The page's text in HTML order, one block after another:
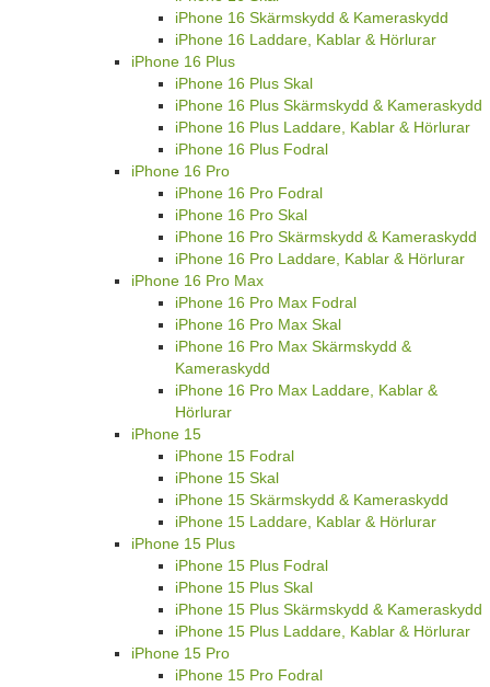
iPhone 16 Skärmskydd & Kameraskydd
iPhone 16 Laddare, Kablar & Hörlurar
iPhone 16 Plus
iPhone 16 Plus Skal
iPhone 16 Plus Skärmskydd & Kameraskydd
iPhone 16 Plus Laddare, Kablar & Hörlurar
iPhone 16 Plus Fodral
iPhone 16 Pro
iPhone 16 Pro Fodral
iPhone 16 Pro Skal
iPhone 16 Pro Skärmskydd & Kameraskydd
iPhone 16 Pro Laddare, Kablar & Hörlurar
iPhone 16 Pro Max
iPhone 16 Pro Max Fodral
iPhone 16 Pro Max Skal
iPhone 16 Pro Max Skärmskydd &
Kameraskydd
iPhone 16 Pro Max Laddare, Kablar &
Hörlurar
iPhone 15
iPhone 15 Fodral
iPhone 15 Skal
iPhone 15 Skärmskydd & Kameraskydd
iPhone 15 Laddare, Kablar & Hörlurar
iPhone 15 Plus
iPhone 15 Plus Fodral
iPhone 15 Plus Skal
iPhone 15 Plus Skärmskydd & Kameraskydd
iPhone 15 Plus Laddare, Kablar & Hörlurar
iPhone 15 Pro
iPhone 15 Pro Fodral